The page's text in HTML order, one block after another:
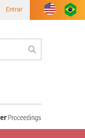
Entrar